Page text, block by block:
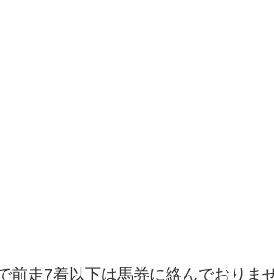
走7着以下は馬券に絡んでおりま